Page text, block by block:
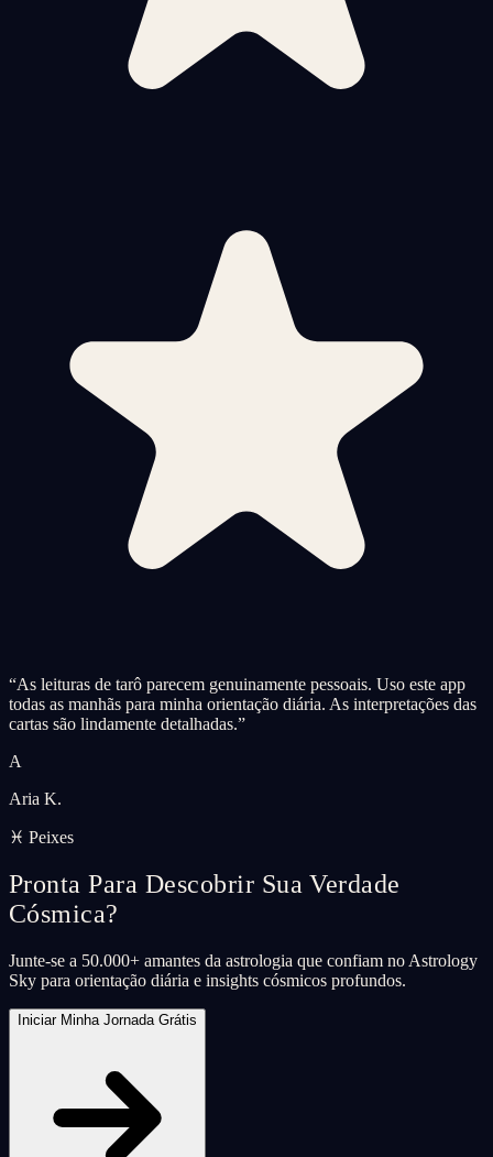
“As leituras de tarô parecem genuinamente pessoais. Uso este app
todas as manhãs para minha orientação diária. As interpretações das
cartas são lindamente detalhadas.”
A
Aria K.
♓ Peixes
Pronta Para Descobrir Sua Verdade
Cósmica?
Junte-se a 50.000+ amantes da astrologia que confiam no Astrology
Sky para orientação diária e insights cósmicos profundos.
Iniciar Minha Jornada Grátis